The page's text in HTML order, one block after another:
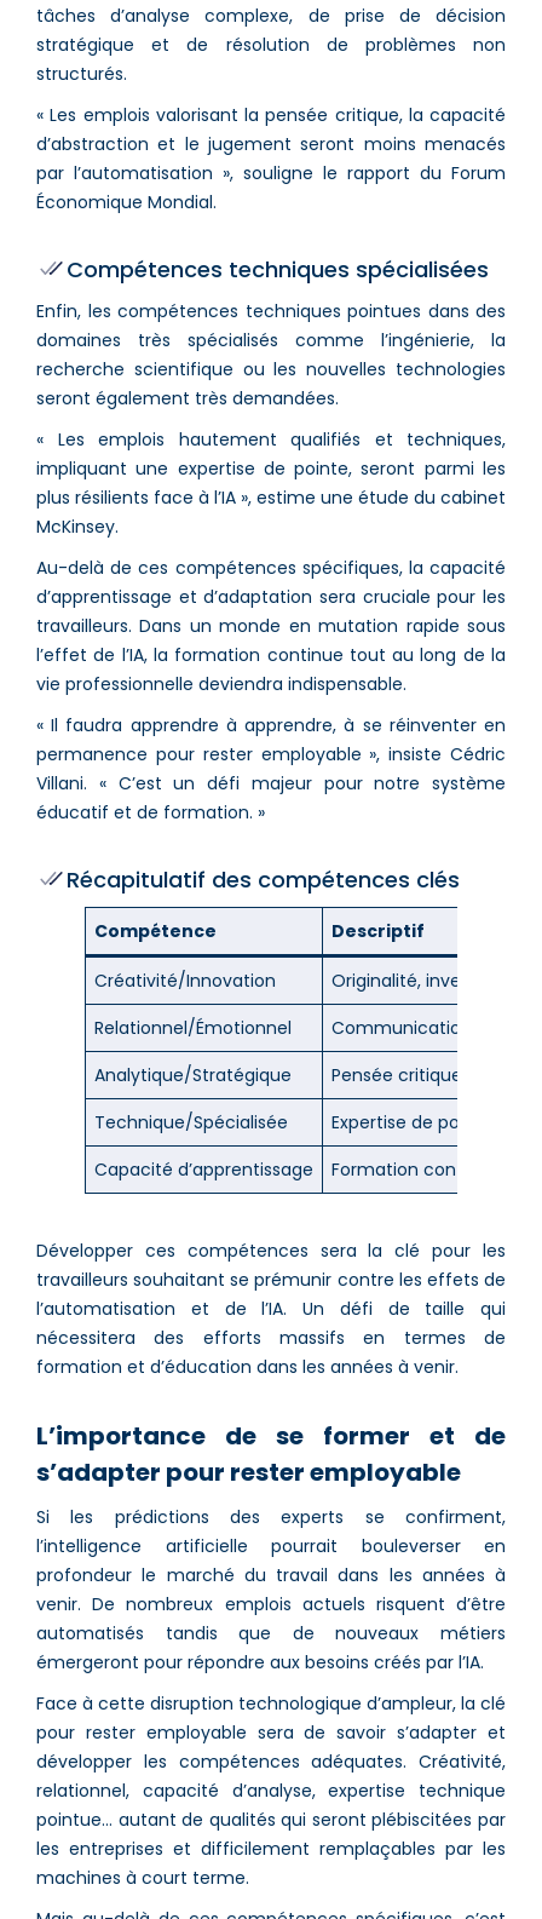
tâches d’analyse complexe, de prise de décision
stratégique et de résolution de problèmes non
structurés.
« Les emplois valorisant la pensée critique, la capacité
d’abstraction et le jugement seront moins menacés
par l’automatisation », souligne le rapport du Forum
Économique Mondial.
Compétences techniques spécialisées
Enfin, les compétences techniques pointues dans des
domaines très spécialisés comme l’ingénierie, la
recherche scientifique ou les nouvelles technologies
seront également très demandées.
« Les emplois hautement qualifiés et techniques,
impliquant une expertise de pointe, seront parmi les
plus résilients face à l’IA », estime une étude du cabinet
McKinsey.
Au-delà de ces compétences spécifiques, la capacité
d’apprentissage et d’adaptation sera cruciale pour les
travailleurs. Dans un monde en mutation rapide sous
l’effet de l’IA, la formation continue tout au long de la
vie professionnelle deviendra indispensable.
« Il faudra apprendre à apprendre, à se réinventer en
permanence pour rester employable », insiste Cédric
Villani. « C’est un défi majeur pour notre système
éducatif et de formation. »
Récapitulatif des compétences clés
Compétence Descriptif
Créativité/Innovation
Originalité, inventivité,
Relationnel/Émotionnel
Communication,
Analytique/Stratégique
Pensée critique, prise
Technique/Spécialisée
Expertise de pointe,
Capacité d’apprentissage
Formation continue,
Développer ces compétences sera la clé pour les
travailleurs souhaitant se prémunir contre les effets de
l’automatisation et de l’IA. Un défi de taille qui
nécessitera des efforts massifs en termes de
formation et d’éducation dans les années à venir.
L’importance de se former et de
s’adapter pour rester employable
Si les prédictions des experts se confirment,
l’intelligence artificielle pourrait bouleverser en
profondeur le marché du travail dans les années à
venir. De nombreux emplois actuels risquent d’être
automatisés tandis que de nouveaux métiers
émergeront pour répondre aux besoins créés par l’IA.
Face à cette disruption technologique d’ampleur, la clé
pour rester employable sera de savoir s’adapter et
développer les compétences adéquates. Créativité,
relationnel, capacité d’analyse, expertise technique
pointue… autant de qualités qui seront plébiscitées par
les entreprises et difficilement remplaçables par les
machines à court terme.